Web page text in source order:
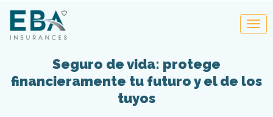
Seguro de vida: protege
financieramente tu futuro y el de los
tuyos